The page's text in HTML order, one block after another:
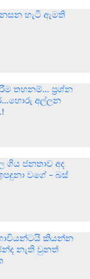
හැටි ඇමති
තහනම්… ප්‍රශ්න
අල්ලන
ගිය ජනතාව අද
වගේ – බස්
කියන්න
නැති වුනත්